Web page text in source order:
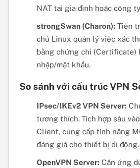
NAT tại gia đình hoặc công
strongSwan (Charon):Tiến
chủ Linux quản lý việc xác
bằng chứng chỉ (Certificate)
nhập/mật khẩu.
So sánh với cấu trúc VPN
IPsec/IKEv2 VPN Server:
tương thích. Tích hợp sâu
Client, cung cấp tính năng
đáng giá cho thiết bị di động.
OpenVPN Server:Cần ứng